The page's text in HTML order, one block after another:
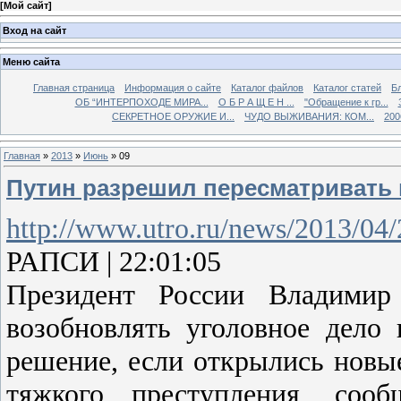
[Мой сайт]
Вход на сайт
Меню сайта
Главная страница Информация о сайте Каталог файлов Каталог статей
ОБ “ИНТЕРПОХОДЕ МИРА...
О Б Р А Щ Е Н ... "Обращение к гр...
СЕКРЕТНОЕ ОРУЖИЕ И...
ЧУДО ВЫЖИВАНИЯ: КОМ...
Главная » 2013 » Июнь » 09
Путин разрешил пересматривать
http://www.utro.ru/news/2013/
РАПСИ | 22:01:05
Президент России
возобновлять уголовное
решение, если открылись
тяжкого преступления,